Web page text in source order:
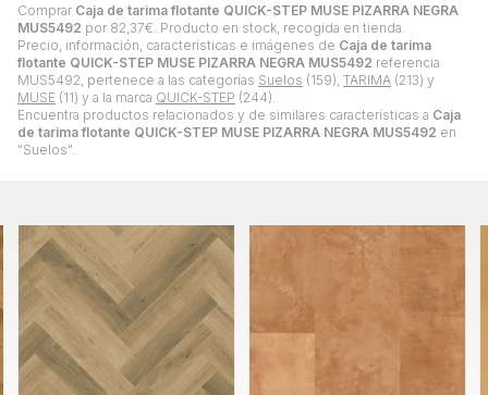
Comprar Caja de tarima flotante QUICK-STEP MUSE PIZARRA NEGRA
MUS5492 por 82,37€ . Producto en stock, recogida en tienda.
Precio, información, características e imágenes de Caja de tarima
flotante QUICK-STEP MUSE PIZARRA NEGRA MUS5492 referencia
MUS5492, pertenece a las categorías Suelos (159), TARIMA (213) y
MUSE (11) y a la marca QUICK-STEP (244).
Encuentra productos relacionados y de similares características a Caja
de tarima flotante QUICK-STEP MUSE PIZARRA NEGRA MUS5492 en
"Suelos".